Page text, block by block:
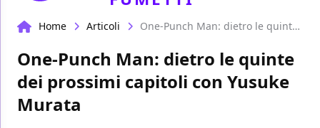
Home Articoli One-Punch Man: dietro le quinte dei prossimi capitoli con Yusuke Murata
One-Punch Man: dietro le quinte
dei prossimi capitoli con Yusuke
Murata